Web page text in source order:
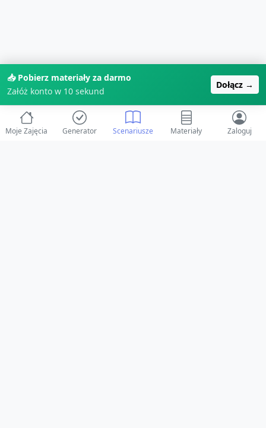
📥 Pobierz materiały za darmo
Załóż konto w 10 sekund
Dołącz →
Moje Zajęcia Generator Scenariusze Materiały Zaloguj